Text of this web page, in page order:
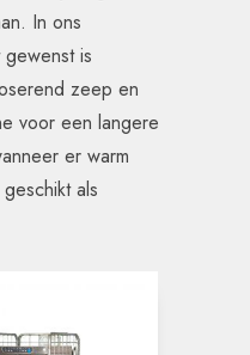
In ons
is
zeep en
voor een langere
er warm
als